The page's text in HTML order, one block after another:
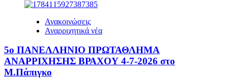
Ανακοινώσεις
Αναρριχητικά νέα
5ο ΠΑΝΕΛΛΗΝΙΟ ΠΡΩΤΑΘΛΗΜΑ
ΑΝΑΡΡΙΧΗΣΗΣ ΒΡΑΧΟΥ 4-7-2026 στο
Μ.Πάπιγκο